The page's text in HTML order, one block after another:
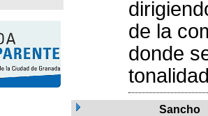
de la
donde
Sancho